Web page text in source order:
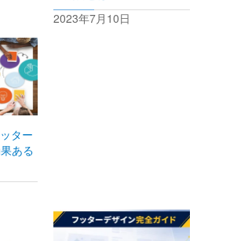
2023年7月10日
ター
ある